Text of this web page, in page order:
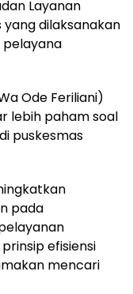
Layanan
yang dilaksanakan
pelayana
Ode Feriliani)
lebih paham soal
puskesmas
pada
efisiensi
mencari